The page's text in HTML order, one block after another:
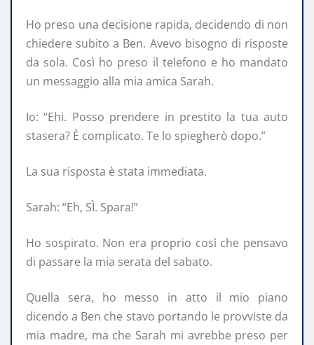
Ho preso una decisione rapida, decidendo di non
chiedere subito a Ben. Avevo bisogno di risposte
da sola. Così ho preso il telefono e ho mandato
un messaggio alla mia amica Sarah.
Io: “Ehi. Posso prendere in prestito la tua auto
stasera? È complicato. Te lo spiegherò dopo.”
La sua risposta è stata immediata.
Sarah: “Eh, SÌ. Spara!”
Ho sospirato. Non era proprio così che pensavo
di passare la mia serata del sabato.
Quella sera, ho messo in atto il mio piano
dicendo a Ben che stavo portando le provviste da
mia madre, ma che Sarah mi avrebbe preso per